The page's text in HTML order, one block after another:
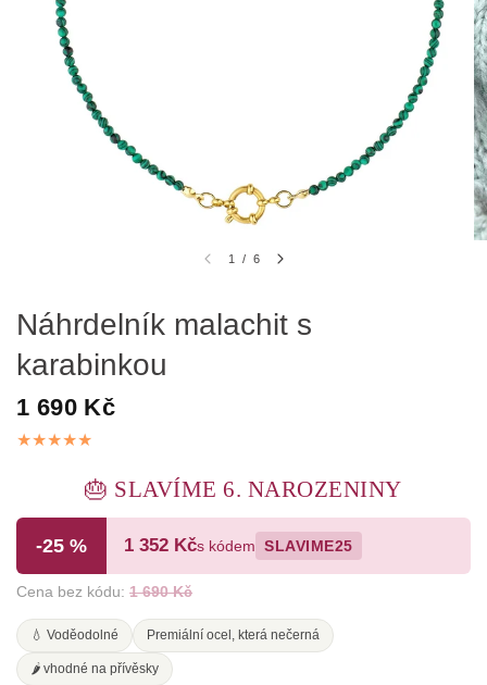
1 / 6
Náhrdelník malachit s
karabinkou
1 690 Kč
🎂 SLAVÍME 6. NAROZENINY
-25 % 1 352 Kčs kódem SLAVIME25
Cena bez kódu:1 690 Kč
💧 Voděodolné Premiální ocel, která nečerná
🌶️ vhodné na přívěsky